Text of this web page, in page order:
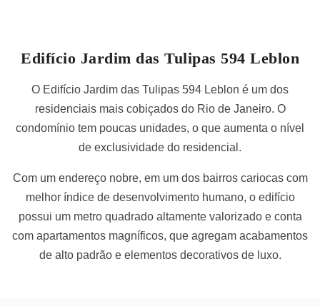
Edifício Jardim das Tulipas 594 Leblon
O Edifício Jardim das Tulipas 594 Leblon é um dos
residenciais mais cobiçados do Rio de Janeiro. O
condomínio tem poucas unidades, o que aumenta o nível
de exclusividade do residencial.
Com um endereço nobre, em um dos bairros cariocas com
melhor índice de desenvolvimento humano, o edifício
possui um metro quadrado altamente valorizado e conta
com apartamentos magníficos, que agregam acabamentos
de alto padrão e elementos decorativos de luxo.